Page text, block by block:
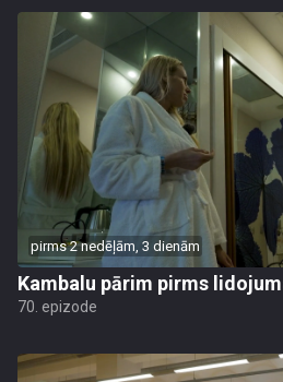
pirms 2 nedēļām, 3 dienām
Kambalu pārim pirms
70. epizode